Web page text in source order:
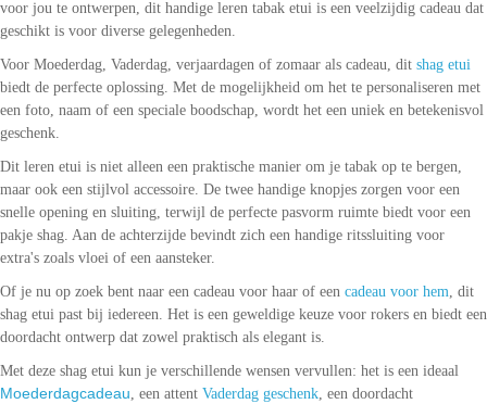
voor jou te ontwerpen, dit handige leren tabak etui is een veelzijdig cadeau dat
geschikt is voor diverse gelegenheden.
Voor Moederdag, Vaderdag, verjaardagen of zomaar als cadeau, dit shag etui
biedt de perfecte oplossing. Met de mogelijkheid om het te personaliseren met
een foto, naam of een speciale boodschap, wordt het een uniek en betekenisvol
geschenk.
Dit leren etui is niet alleen een praktische manier om je tabak op te bergen,
maar ook een stijlvol accessoire. De twee handige knopjes zorgen voor een
snelle opening en sluiting, terwijl de perfecte pasvorm ruimte biedt voor een
pakje shag. Aan de achterzijde bevindt zich een handige ritssluiting voor
extra's zoals vloei of een aansteker.
Of je nu op zoek bent naar een cadeau voor haar of een cadeau voor hem, dit
shag etui past bij iedereen. Het is een geweldige keuze voor rokers en biedt een
doordacht ontwerp dat zowel praktisch als elegant is.
Met deze shag etui kun je verschillende wensen vervullen: het is een ideaal
Moederdagcadeau, een attent Vaderdag geschenk, een doordacht